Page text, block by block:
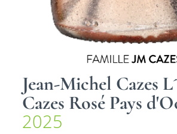
Jean-Michel Cazes
Cazes Rosé Pays
2025